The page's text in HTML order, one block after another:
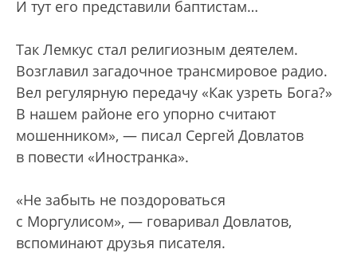
И тут его представили баптистам…
Так Лемкус стал религиозным деятелем.
Возглавил загадочное трансмировое радио.
Вел регулярную передачу «Как узреть Бога?»
В нашем районе его упорно считают
мошенником», — писал Сергей Довлатов
в повести «Иностранка».
«Не забыть не поздороваться
с Моргулисом», — говаривал Довлатов,
вспоминают друзья писателя.